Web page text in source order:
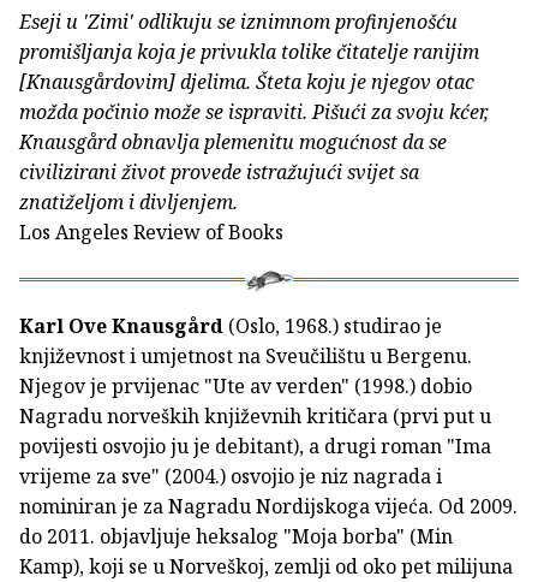
Eseji u 'Zimi' odlikuju se iznimnom profinjenošću
promišljanja koja je privukla tolike čitatelje ranijim
[Knausgårdovim] djelima. Šteta koju je njegov otac
možda počinio može se ispraviti. Pišući za svoju kćer,
Knausgård obnavlja plemenitu mogućnost da se
civilizirani život provede istražujući svijet sa
znatiželjom i divljenjem.
Los Angeles Review of Books
Karl Ove Knausgård (Oslo, 1968.) studirao je
književnost i umjetnost na Sveučilištu u Bergenu.
Njegov je prvijenac "Ute av verden" (1998.) dobio
Nagradu norveških književnih kritičara (prvi put u
povijesti osvojio ju je debitant), a drugi roman "Ima
vrijeme za sve" (2004.) osvojio je niz nagrada i
nominiran je za Nagradu Nordijskoga vijeća. Od 2009.
do 2011. objavljuje heksalog "Moja borba" (Min
Kamp), koji se u Norveškoj, zemlji od oko pet milijuna